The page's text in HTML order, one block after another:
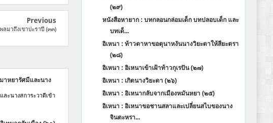
Previous
ลมาถึงเขาปะราปี (๓๓)
าหยารัศมีและนาง
ละนางสการะวาตีเข้า
(๒๙)
หนังสือหายาก : บทกลอนกล่อมเด็ก บทปลอบเด็ก และ
บทเด็...
อิเหนา : ท้าวดาหาขอตุนาหงันนางวิยะดาให้สียะตรา
(๒๘)
อิเหนา : อิเหนาเข้าเฝ้าท้าวกุเรปัน (๒๗)
อิเหนา : เกิดนางวิยะดา (๒๖)
อิเหนา : อิเหนากลับจากเมืองหมันหยา (๒๕)
อิเหนา : อิเหนาขอชานสลาและเปลี่ยนสไบของนาง
จินตะหรา...